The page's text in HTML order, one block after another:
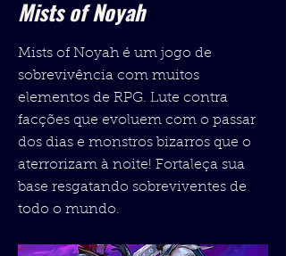
Mists of Noyah
Mists of Noyah é um jogo de
sobrevivência com muitos
elementos de RPG. Lute contra
facções que evoluem com o passar
dos dias e monstros bizarros que o
aterrorizam à noite! Fortaleça sua
base resgatando sobreviventes de
todo o mundo.